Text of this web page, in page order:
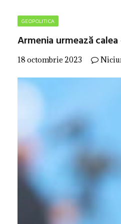
GEOPOLITICA
Armenia urmează
18 octombrie 2023